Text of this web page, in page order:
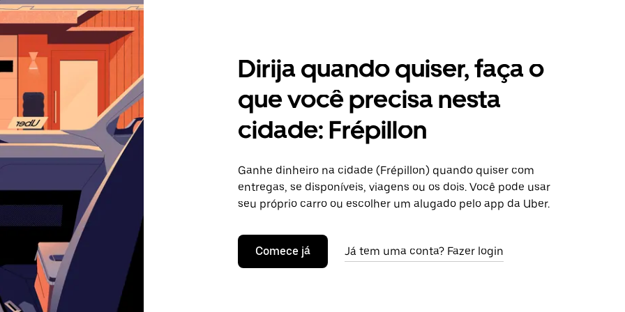
Dirija quando quiser, faça o
que você precisa nesta
cidade: Frépillon
Ganhe dinheiro na cidade (Frépillon) quando quiser com
entregas, se disponíveis, viagens ou os dois. Você pode usar
seu próprio carro ou escolher um alugado pelo app da Uber.
Comece já Já tem uma conta? Fazer login